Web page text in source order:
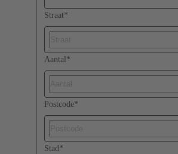
Straat*
Aantal *
Postcode*
Stad *